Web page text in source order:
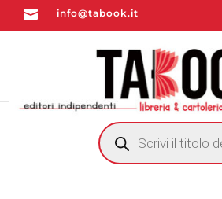
 info@tabook.it
RICERCA
PRODOTTI